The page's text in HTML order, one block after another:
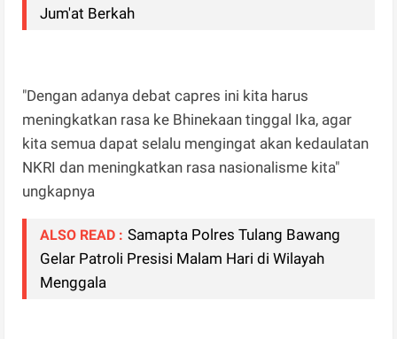
Jum'at Berkah
"Dengan adanya debat capres ini kita harus
meningkatkan rasa ke Bhinekaan tinggal Ika, agar
kita semua dapat selalu mengingat akan kedaulatan
NKRI dan meningkatkan rasa nasionalisme kita"
ungkapnya
ALSO READ : Samapta Polres Tulang Bawang
Gelar Patroli Presisi Malam Hari di Wilayah
Menggala